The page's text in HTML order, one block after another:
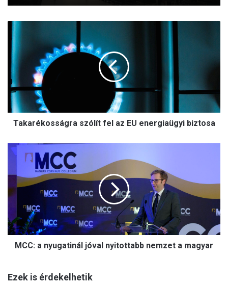
é
k
o
s
g
s
z
ó
í
t
a
Takarékosságra szólít fel az EU energiaügyi biztosa
M
a
u
g
n
MCC: a nyugatinál jóval nyitottabb nemzet a magyar
Ezek is érdekelhetik